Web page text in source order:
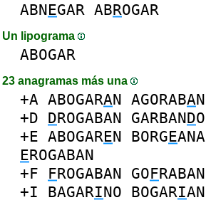
ABNEGAR ABROGAR
Un lipograma
ABOGAR
23 anagramas más una
+A ABOGARAN AGORABAN
+D DROGABAN GARBANDO
+E ABOGAREN BORGEANA
EROGABAN
+F FROGABAN GOFRABAN
+I BAGARINO BOGARIAN